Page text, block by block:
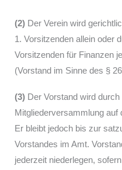
(2) Der Verein wird
1. Vorsitzenden allein oder
Vorsitzenden für Finanzen
(Vorstand im Sinne des §
(3) Der Vorstand wird
Mitgliederversammlung auf
Er bleibt jedoch bis zur
Vorstandes im Amt.
jederzeit niederlegen,